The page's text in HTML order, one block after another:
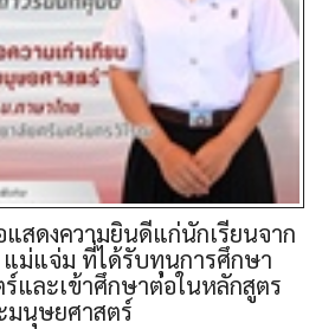
สดงความยินดีแก่นักเรียนจาก
แม่แจ่ม ที่ได้รับทุนการศึกษา
และเข้าศึกษาต่อในหลักสูตร
มนุษยศาสตร์